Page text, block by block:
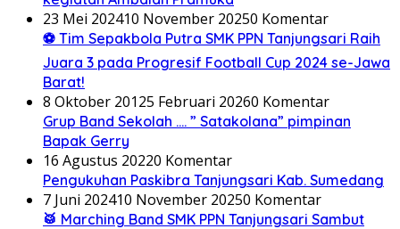
23 Mei 202410 November 20250 Komentar
⚽ Tim Sepakbola Putra SMK PPN Tanjungsari Raih
Juara 3 pada Progresif Football Cup 2024 se-Jawa
Barat!
8 Oktober 20125 Februari 20260 Komentar
Grup Band Sekolah …. ” Satakolana” pimpinan
Bapak Gerry
16 Agustus 20220 Komentar
Pengukuhan Paskibra Tanjungsari Kab. Sumedang
7 Juni 202410 November 20250 Komentar
🥁 Marching Band SMK PPN Tanjungsari Sambut